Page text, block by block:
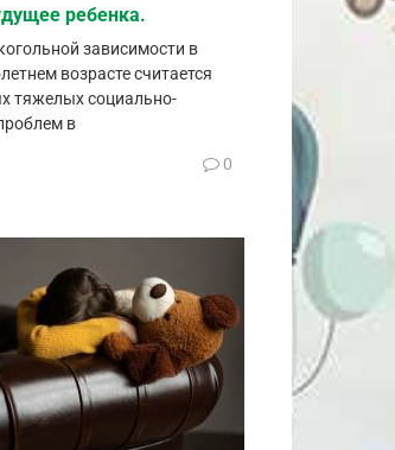
ребенка.
зависимости в
возрасте считается
тяжелых социально-
в
0